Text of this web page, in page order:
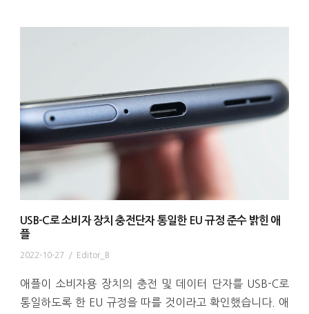
USB-C로 소비자 장치 충전단자 통일한 EU 규정 준수 밝힌 애
플
2022-10-27 / Editor_B
애플이 소비자용 장치의 충전 및 데이터 단자를 USB-C로
통일하도록 한 EU 규정을 따를 것이라고 확인했습니다. 애